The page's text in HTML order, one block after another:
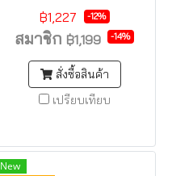
฿1,227 -12%
สมาชิก ฿1,199 -14%
สั่งซื้อสินค้า
เปรียบเทียบ
New